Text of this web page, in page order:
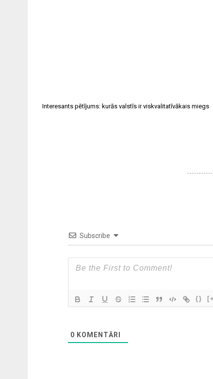
Interesants pētījums: kurās valstīs ir viskvalitatīvākais miegs
Subscribe
{}
0 KOMENTĀRI